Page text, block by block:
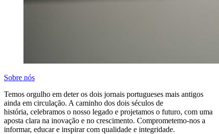
Sobre nós
Temos orgulho em deter os dois jornais portugueses mais antigos
ainda em circulação. A caminho dos dois séculos de
história, celebramos o nosso legado e projetamos o futuro, com uma
aposta clara na inovação e no crescimento. Comprometemo-nos a
informar, educar e inspirar com qualidade e integridade.